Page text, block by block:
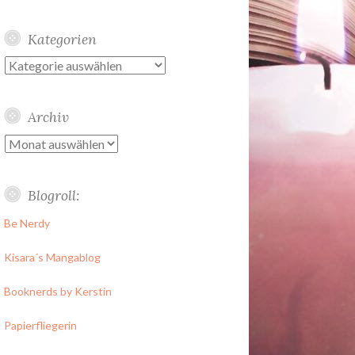
Kategorien
Kategorien
Archiv
Archiv
Blogroll:
Be Nerdy
Kisara´s Mangablog
Booknerds by Kerstin
Papierfliegerin